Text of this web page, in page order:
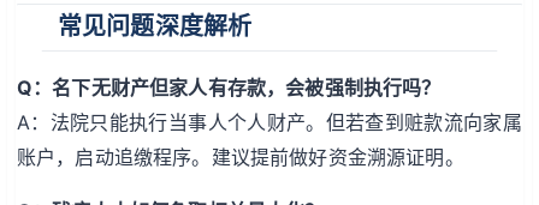
常见问题深度解析
Q：名下无财产但家人有存款，会被强制执行吗？
A：法院只能执行当事人个人财产。但若查到赃款流向家属
账户，启动追缴程序。建议提前做好资金溯源证明。